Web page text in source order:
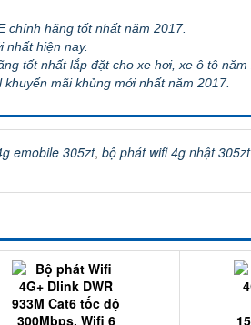
chính hãng tốt nhất năm 2017.
nhất hiện nay.
tốt nhất lắp đặt cho xe hơi, xe ô tô năm
mãi khủng mới nhất năm 2017.
emobile 305zt, bộ phát wifi 4g nhật 305zt